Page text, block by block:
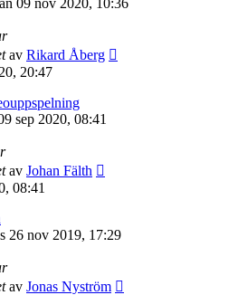
09 nov 2020, 10:36
av Rikard Åberg
20:47
sep 2020, 08:41
av Johan Fälth
08:41
26 nov 2019, 17:29
av Jonas Nyström